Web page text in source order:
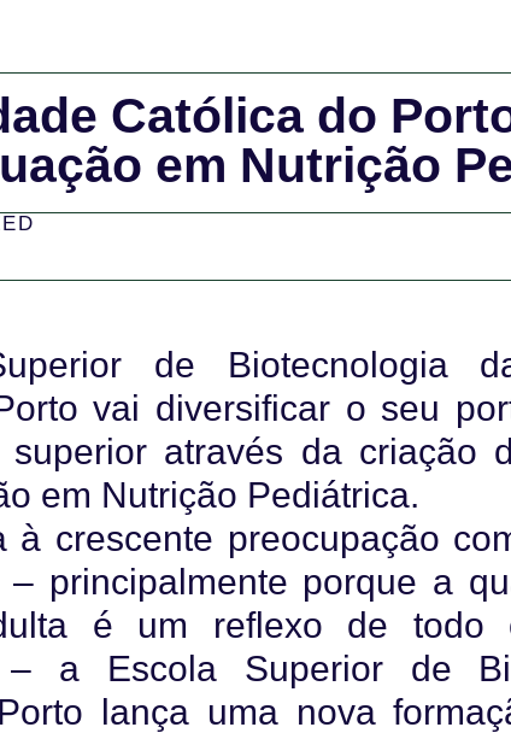
Católica do
em Nutrição
de Biotecnologia
vai diversificar o seu
superior através da criação
em Nutrição Pediátrica.
à crescente preocupação
– principalmente porque a
é um reflexo de todo
– a Escola Superior de
lança uma nova